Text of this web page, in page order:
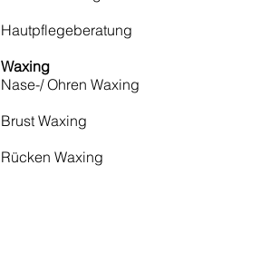
Hautpflegeberatung
Waxing
Nase-/ Ohren Waxing
Brust Waxing
Rücken Waxing